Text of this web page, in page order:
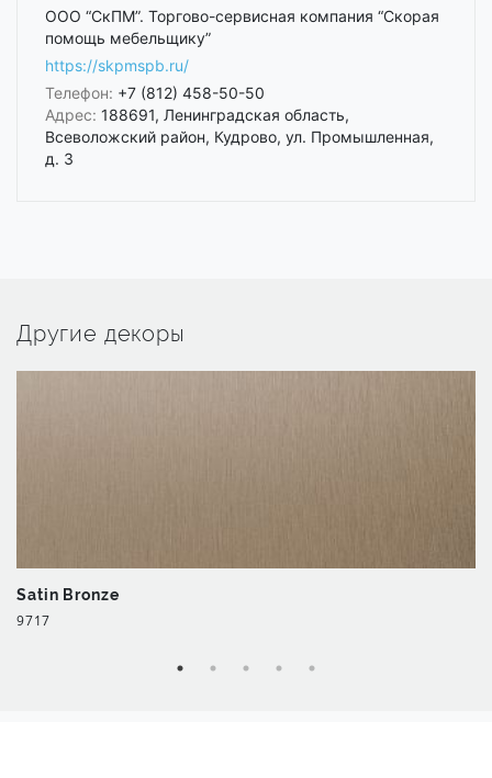
ООО “СкПМ”. Торгово-сервисная компания “Скорая
помощь мебельщику”
https://skpmspb.ru/
Телефон: +7 (812) 458-50-50
Адрес: 188691, Ленинградская область,
Всеволожский район, Кудрово, ул. Промышленная,
д. 3
Другие декоры
Satin Bronze
9717